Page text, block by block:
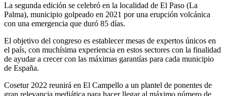
La segunda edición se celebró en la localidad de El Paso (La
Palma), municipio golpeado en 2021 por una erupción volcánica
con una emergencia que duró 85 días.
El objetivo del congreso es establecer mesas de expertos únicos en
el país, con muchísima experiencia en estos sectores con la finalidad
de ayudar a crecer con las máximas garantías para cada municipio
de España.
Cosetur 2022 reunirá en El Campello a un plantel de ponentes de
gran relevancia mediática para hacer llegar al máximo número de